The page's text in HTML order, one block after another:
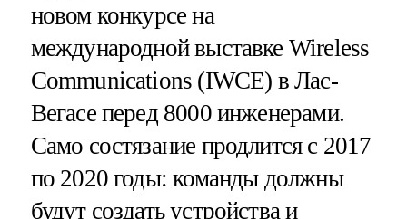
новом конкурсе на
международной выставке Wireless
Communications (IWCE) в Лас-
Вегасе перед 8000 инженерами.
Само состязание продлится с 2017
по 2020 годы: команды должны
будут создать устройства и